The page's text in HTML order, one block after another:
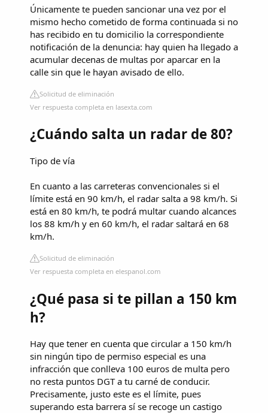
Únicamente te pueden sancionar una vez por el
mismo hecho cometido de forma continuada si no
has recibido en tu domicilio la correspondiente
notificación de la denuncia: hay quien ha llegado a
acumular decenas de multas por aparcar en la
calle sin que le hayan avisado de ello.
Solicitud de eliminación
Ver respuesta completa en lasexta.com
¿Cuándo salta un radar de 80?
Tipo de vía
En cuanto a las carreteras convencionales si el
límite está en 90 km/h, el radar salta a 98 km/h. Si
está en 80 km/h, te podrá multar cuando alcances
los 88 km/h y en 60 km/h, el radar saltará en 68
km/h.
Solicitud de eliminación
Ver respuesta completa en elespanol.com
¿Qué pasa si te pillan a 150 km
h?
Hay que tener en cuenta que circular a 150 km/h
sin ningún tipo de permiso especial es una
infracción que conlleva 100 euros de multa pero
no resta puntos DGT a tu carné de conducir.
Precisamente, justo este es el límite, pues
superando esta barrera sí se recoge un castigo